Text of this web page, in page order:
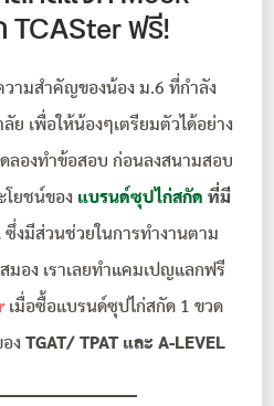
TCASter ฟรี!
วามสำคัญของน้อง ม.6 ที่กำลัง
ย เพื่อให้น้องๆเตรียมตัวได้อย่าง
ลองทำข้อสอบ ก่อนลงสนามสอบ
โยชน์ของ แบรนด์ซุปไก่สกัด ที่มี
ซึ่งมีส่วนช่วยในการทำงานตาม
อง เราเลยทำแคมเปญแลกฟรี
เมื่อซื้อแบรนด์ซุปไก่สกัด 1 ขวด
องTGAT/ TPAT และ A-LEVEL